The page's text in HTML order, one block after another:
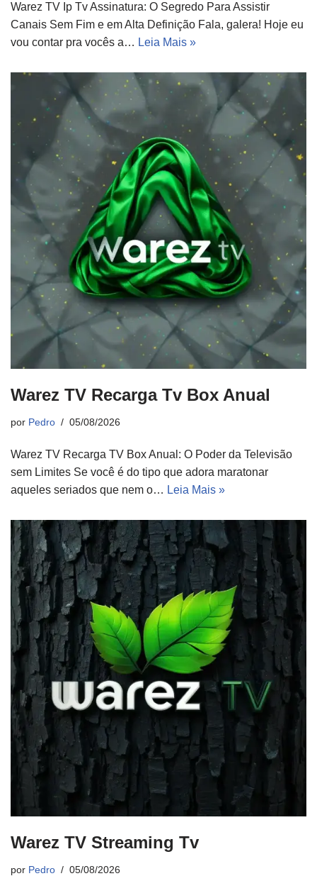
Warez TV Ip Tv Assinatura: O Segredo Para Assistir
Canais Sem Fim e em Alta Definição Fala, galera! Hoje eu
vou contar pra vocês a… Leia Mais »
Warez TV Recarga Tv Box Anual
por Pedro 05/08/2026
Warez TV Recarga TV Box Anual: O Poder da Televisão
sem Limites Se você é do tipo que adora maratonar
aqueles seriados que nem o… Leia Mais »
Warez TV Streaming Tv
por Pedro 05/08/2026